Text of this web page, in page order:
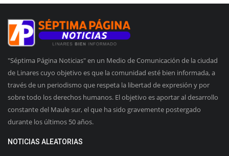
"Séptima Página Noticias" en un Medio de Comunicación de la ciudad
de Linares cuyo objetivo es que la comunidad esté bien informada, a
través de un periodismo que respeta la libertad de expresión y por
sobre todo los derechos humanos. El objetivo es aportar al desarrollo
constante del Maule sur, el que ha sido gravemente postergado
durante los últimos 50 años.
NOTICIAS ALEATORIAS